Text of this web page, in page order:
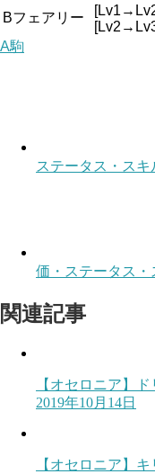
Bフェアリー
A駒
ステータス・スキ
価・ステータス・
関連記事
【オセロニア】
2019年10月14日
【オセロニア】